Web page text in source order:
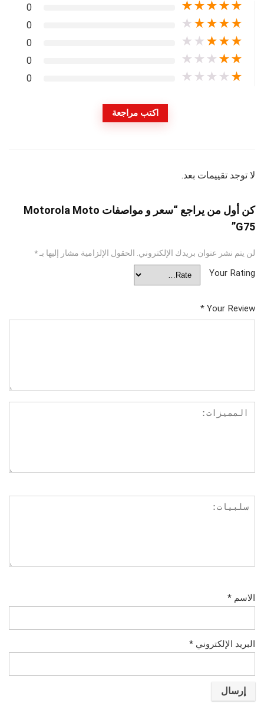
★
★
★
★
★
0
★
★
★
★
★
0
★
★
★
★
★
0
★
★
★
★
★
0
★
★
★
★
★
0
اكتب مراجعة
لا توجد تقييمات بعد.
كن أول من يراجع “سعر و مواصفات Motorola Moto
G75”
لن يتم نشر عنوان بريدك الإلكتروني. الحقول الإلزامية مشار إليها بـ*
Your Rating
Your Review
*
الاسم *
البريد الإلكتروني *